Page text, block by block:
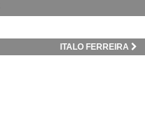
ITALO FERREIRA